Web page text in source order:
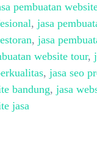
pembuatan
, jasa
, jasa
website tour,
, jasa seo
bandung, jasa
jasa